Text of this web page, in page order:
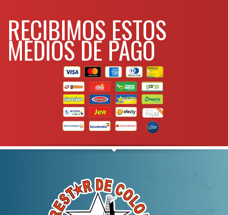
RECIBIMOS ESTOS
MEDIOS DE PAGO